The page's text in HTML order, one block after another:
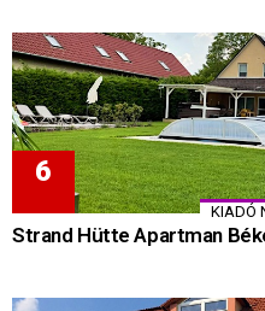
KIADÓ
Strand Hütte Apartman